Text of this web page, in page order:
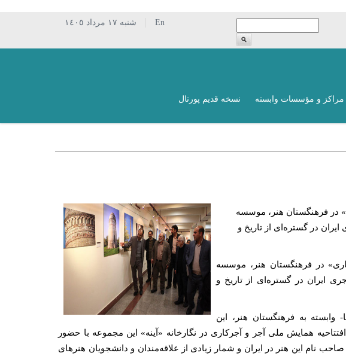
شنبه ١٧ مرداد ١٤٠٥
En
مراکز و مؤسسات وابسته نسخه قدیم پورتال
در فرهنگستان هنر، موسسه
در گستره‌ای از تاریخ و
در فرهنگستان هنر، موسسه
ایران در گستره‌ای از تاریخ و
به فرهنگستان هنر، این
25 بهمن ماه همزمان با افتتاحیه همایش ملی آجر و آجرکاری در نگارخانه «آینه» این مجموعه با حضور
نام این هنر در ایران و شمار زیادی از علاقه‌مندان و دانشجویان هنرهای